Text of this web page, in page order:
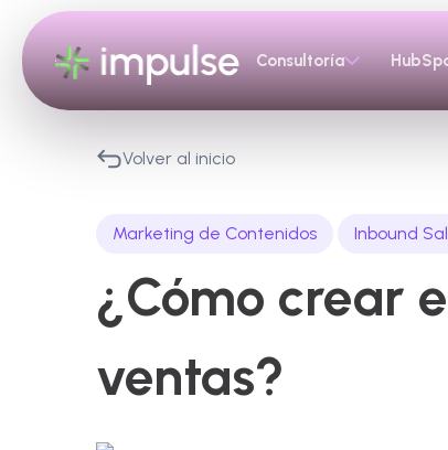
Consultoría
Volver al inicio
Marketing de Contenidos Inbound
¿Cómo crear
ventas?